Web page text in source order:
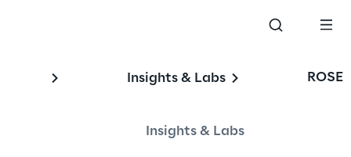
Insights & Labs
Insights & Labs
ROSE